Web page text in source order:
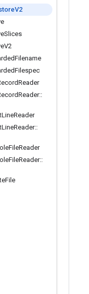
V2
Slices
V2
Filename
Filespec
Reader
Reader::
LineReader
LineReader::
FileReader
FileReader::
File